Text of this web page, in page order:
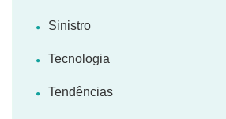
Sinistro
Tecnologia
Tendências